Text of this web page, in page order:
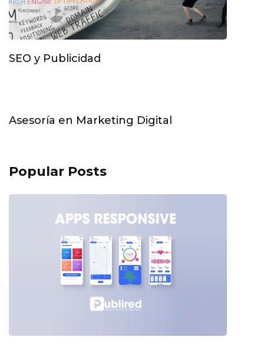
SEO y Publicidad
Asesoría en Marketing Digital
Popular Posts